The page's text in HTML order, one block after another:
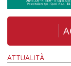
ATTUALITÀ